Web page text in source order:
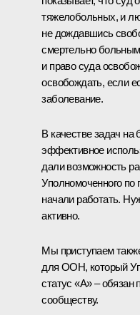
тяжелобольных, и
не дождавшись
смертельно
и право суда
освобождать, если
заболевание.
В качестве задач
эффективное
дали возможность
Уполномоченного по
начали работать.
активно.
Мы приступаем
для ООН, который
статус «А» – обязан
сообществу.